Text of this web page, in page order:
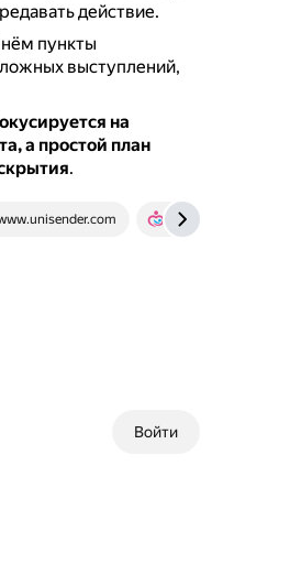
действие.
пункты
выступлений,
на
а простой план
.
www.baby.ru
Войти